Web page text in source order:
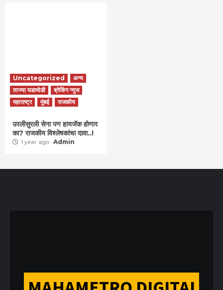
Uncategorized
अन्य
ताज्या घडामोडी
ब्रेकिंग न्युज
महाराष्ट्र
मुंबई राजकीय
उरलीसुरली सेना पण हायजॅक होणार
का? राजकीय विश्लेषकांचा दावा..!
1 year ago Admin